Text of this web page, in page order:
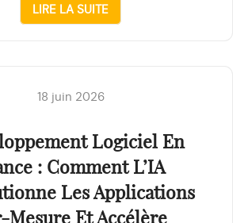
LIRE LA SUITE
18 juin 2026
Logiciel En
: Comment L’IA
Les Applications